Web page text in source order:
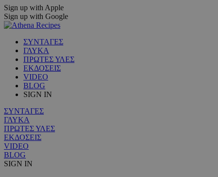
Sign up with Apple
Sign up with Google
ΣΥΝΤΑΓΕΣ
ΓΛΥΚΑ
ΠΡΩΤΕΣ ΥΛΕΣ
ΕΚΔΟΣΕΙΣ
VIDEO
BLOG
SIGN IN
ΣΥΝΤΑΓΕΣ
ΓΛΥΚΑ
ΠΡΩΤΕΣ ΥΛΕΣ
ΕΚΔΟΣΕΙΣ
VIDEO
BLOG
SIGN IN